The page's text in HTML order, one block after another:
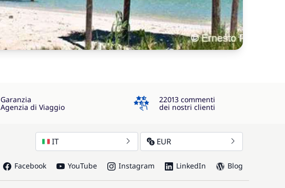
Garanzia
Agenzia di Viaggio
4.3
22013 commenti
dei nostri clienti
IT EUR
Facebook YouTube Instagram LinkedIn Blog